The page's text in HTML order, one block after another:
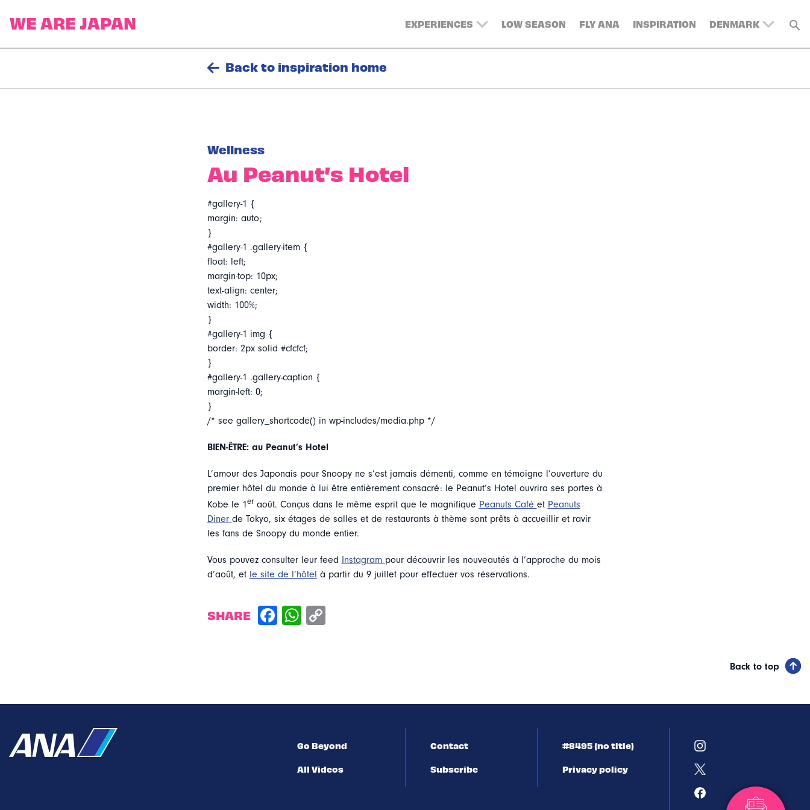
EXPERIENCES LOW SEASON FLY ANA INSPIRATION DENMARK
UNITED KINGDOM
SWITZERLAND
Back to inspiration home
Wellness
Au Peanut’s Hotel
#gallery-1 {
margin: auto;
}
#gallery-1 .gallery-item {
float: left;
margin-top: 10px;
text-align: center;
width: 100%;
}
#gallery-1 img {
border: 2px solid #cfcfcf;
}
#gallery-1 .gallery-caption {
margin-left: 0;
}
/* see gallery_shortcode() in wp-includes/media.php */
BIEN-ÊTRE: au Peanut’s Hotel
L’amour des Japonais pour Snoopy ne s’est jamais démenti, comme en témoigne l’ouverture du
premier hôtel du monde à lui être entièrement consacré: le Peanut’s Hotel ouvrira ses portes à
Kobe le 1 er août. Conçus dans le même esprit que le magnifique Peanuts Café et Peanuts
Diner de Tokyo, six étages de salles et de restaurants à thème sont prêts à accueillir et ravir
les fans de Snoopy du monde entier.
Vous pouvez consulter leur feed Instagram pour découvrir les nouveautés à l’approche du mois
d’août, et le site de l’hôtel à partir du 9 juillet pour effectuer vos réservations.
SHARE
Back to top
Go Beyond
All Videos
Contact
Subscribe
#8495 (no title)
Privacy policy